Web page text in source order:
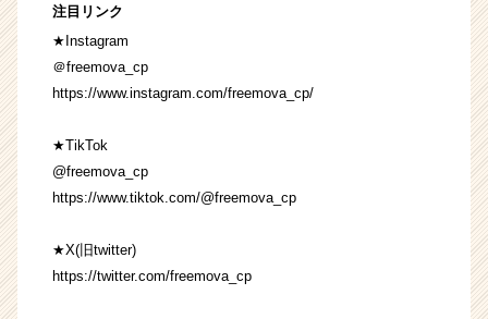
注目リンク
★Instagram
＠freemova_cp
https://www.instagram.com/freemova_cp/
★TikTok
@freemova_cp
https://www.tiktok.com/@freemova_cp
★X(旧twitter)
https://twitter.com/freemova_cp